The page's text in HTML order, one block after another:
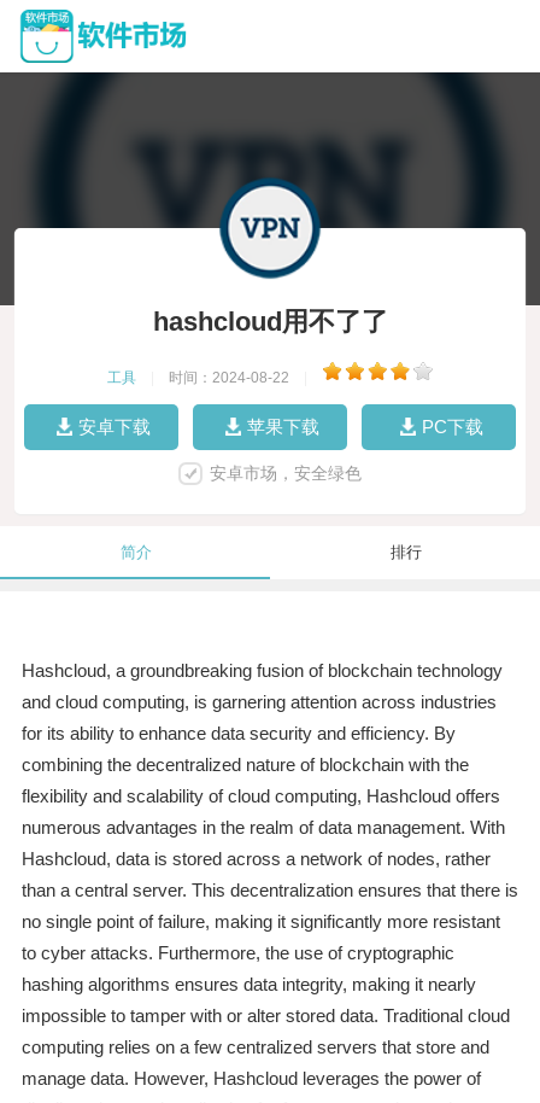
hashcloud用不了了
工具 时间：2024-08-22
安卓下载 苹果下载 PC下载
安卓市场，安全绿色
简介 排行
Hashcloud, a groundbreaking fusion of blockchain technology
and cloud computing, is garnering attention across industries
for its ability to enhance data security and efficiency. By
combining the decentralized nature of blockchain with the
flexibility and scalability of cloud computing, Hashcloud offers
numerous advantages in the realm of data management. With
Hashcloud, data is stored across a network of nodes, rather
than a central server. This decentralization ensures that there is
no single point of failure, making it significantly more resistant
to cyber attacks. Furthermore, the use of cryptographic
hashing algorithms ensures data integrity, making it nearly
impossible to tamper with or alter stored data. Traditional cloud
computing relies on a few centralized servers that store and
manage data. However, Hashcloud leverages the power of